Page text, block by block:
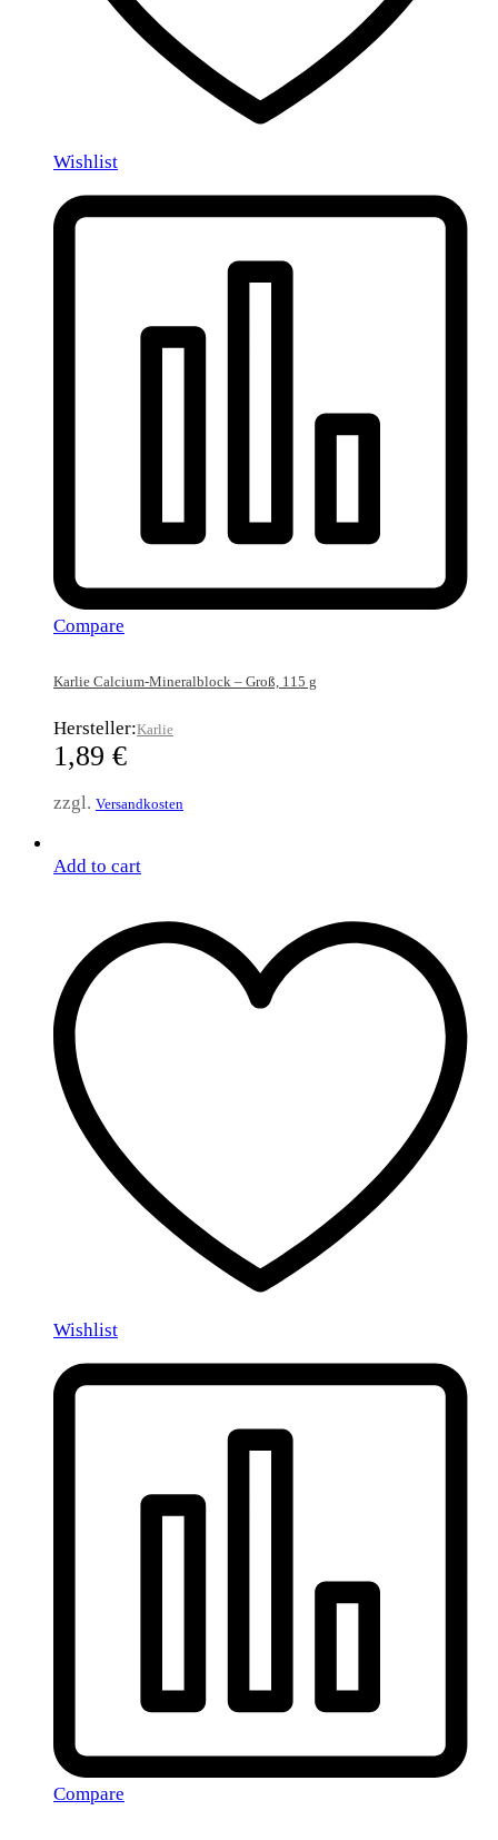
Wishlist
Compare
Karlie Calcium-Mineralblock – Groß, 115 g
Hersteller:Karlie
1,89 €
zzgl. Versandkosten
Add to cart
Wishlist
Compare